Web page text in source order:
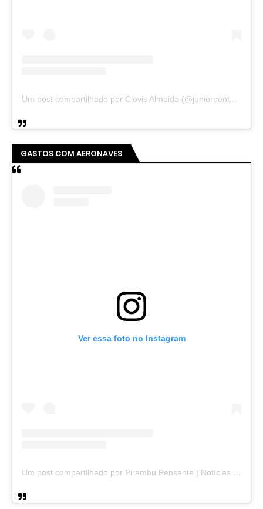
Um post compartilhado por Clovis Almeida (@juniorpentecoste01)
GASTOS COM AERONAVES
Ver essa foto no Instagram
Um post compartilhado por Pirambu Pensante | Notícias & Entretenimento (@pirambupensante)